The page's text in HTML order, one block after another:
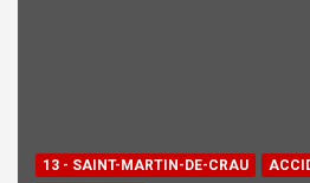
13 - SAINT-MARTIN-DE-CRAU